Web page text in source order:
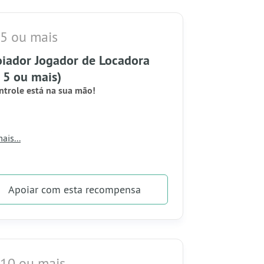
Nome no mural de apoiadores.
ou mais
Jogador de Locadora
5 ou mais)
está na sua mão!
XP, você já subiu de nível na nossa
Apoiarcom esta recompensa